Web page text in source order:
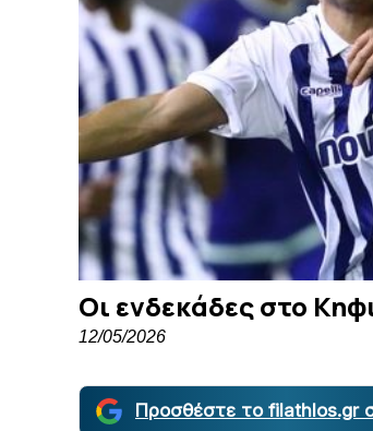
Οι ενδεκάδες στο
12/05/2026
Προσθέστε το filathlos.gr